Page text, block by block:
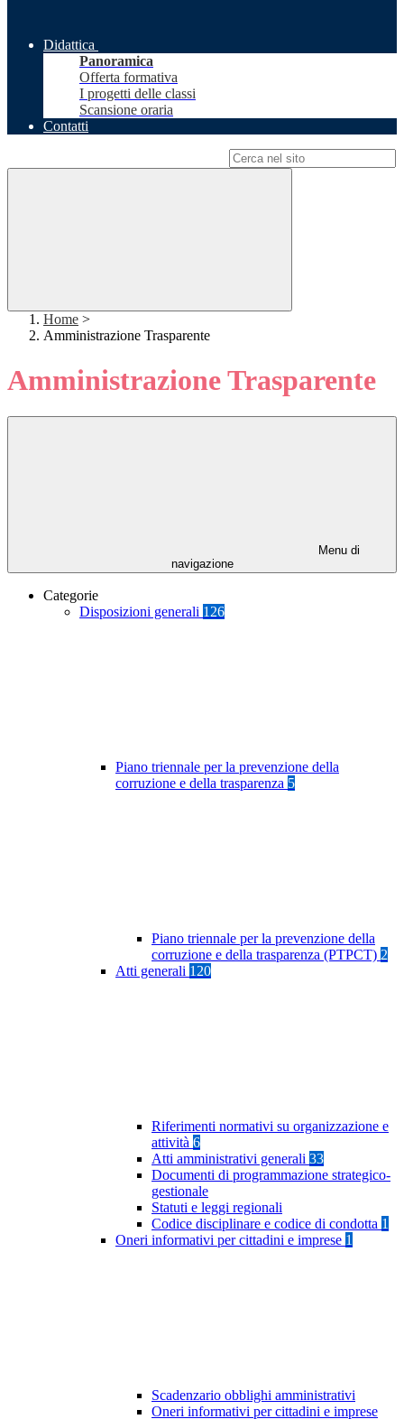
Didattica
Panoramica
Offerta formativa
I progetti delle classi
Scansione oraria
Contatti
Home >
Amministrazione Trasparente
Amministrazione Trasparente
Menu di
navigazione
Categorie
Disposizioni generali 126
Piano triennale per la prevenzione della
corruzione e della trasparenza 5
Piano triennale per la prevenzione della
corruzione e della trasparenza (PTPCT) 2
Atti generali 120
Riferimenti normativi su organizzazione e
attività 6
Atti amministrativi generali 33
Documenti di programmazione strategico-
gestionale
Statuti e leggi regionali
Codice disciplinare e codice di condotta 1
Oneri informativi per cittadini e imprese 1
Scadenzario obblighi amministrativi
Oneri informativi per cittadini e imprese